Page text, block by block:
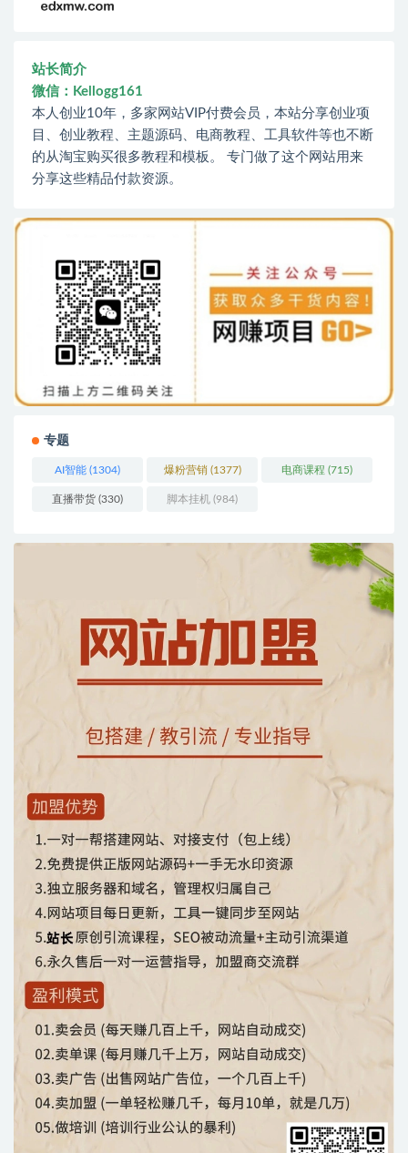
站长简介
微信：Kellogg161
本人创业10年，多家网站VIP付费会员，本站分享创业项
目、创业教程、主题源码、电商教程、工具软件等也不断
的从淘宝购买很多教程和模板。 专门做了这个网站用来
分享这些精品付款资源。
专题
AI智能 (1304) 爆粉营销 (1377) 电商课程 (715)
直播带货 (330) 脚本挂机 (984)